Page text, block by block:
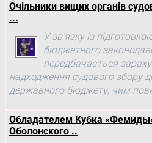
Очільники вищих органів
...
У зв’язку із
бюджетного
передбачається
надходження судового збору
державного бюджету, чим
Обладателем Кубка
Оболонского ..